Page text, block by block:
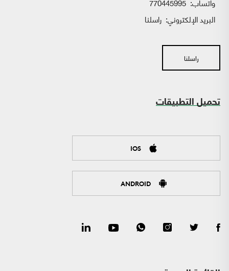
البريد الإلكتروني: راسلنا
راسلنا
تحميل التطبيقات
IOS
ANDROID